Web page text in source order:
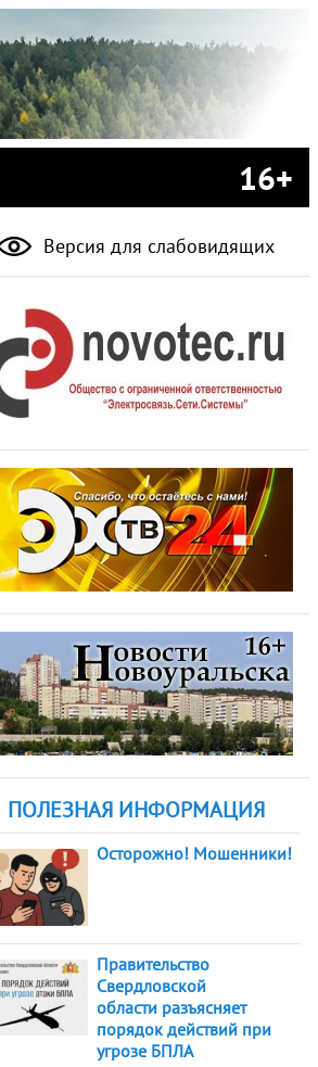
16+
Версия для слабовидящих
ПОЛЕЗНАЯ ИНФОРМАЦИЯ
Осторожно! Мошенники!
Правительство
Свердловской
области разъясняет
порядок действий при
угрозе БПЛА